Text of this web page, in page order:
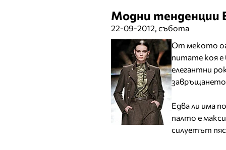
Модни тенденции
22-09-2012, събота
От мекото
питате коя е
елегантни
Едва ли има
палто е
силуетът